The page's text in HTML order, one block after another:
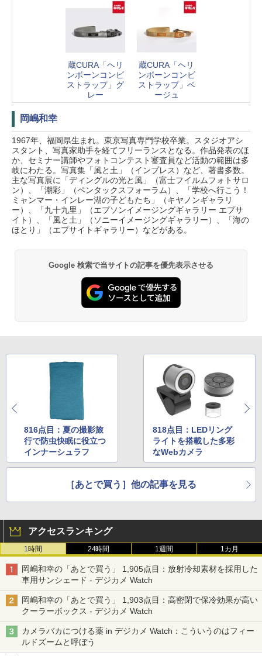
蔵CURA「ヘリ
ンボーンコンビ
ストラップ」グ
レー
蔵CURA「ヘリ
ンボーンコンビ
ストラップ」ベ
ージュ
岡嶋和幸
1967年、福岡県生まれ。東京写真専門学校卒業。スタジオアシ
スタント、写真家助手を経てフリーランスとなる。作品発表のほ
か、セミナー講師やフォトコンテスト審査員など活動の範囲は多
岐にわたる。写真集「風と土」（インプレス）など、著書多数。
主な写真展に「ディングルの光と風」（富士フイルムフォトサロ
ン）、「潮彩」（ペンタックスフォーラム）、「学校へ行こう！
ミャンマー・インレー湖の子どもたち」（キヤノンギャラリ
ー）、「九十九里」（エプソンイメージングギャラリー エプサ
イト）、「風と土」（ソニーイメージングギャラリー）、「海の
ほとり」（エプサイトギャラリー）などがある。
Google 検索で当サイトの記事を優先表示させる
816点目：夏の撮影旅
行で防虫快眠に役立つ
インナーシュラフ
818点目：LEDリング
ライトを搭載した多彩
なWebカメラ
［あとで買う］他の記事を見る
アクセスランキング
1時間 24時間 1週間 1カ月
岡嶋和幸の「あとで買う」 1,905点目：放射冷却素材を採用した
車用サンシェード - デジカメ Watch
岡嶋和幸の「あとで買う」 1,903点目：高密閉で保冷効果が高い
クーラーボックス - デジカメ Watch
カメラバカにつける薬 in デジカメ Watch：こういうのはフィー
ルドズームと呼ぼう